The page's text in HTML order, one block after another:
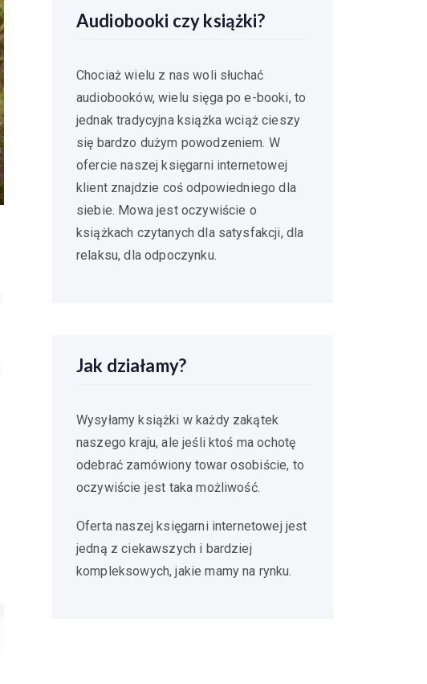
Audiobooki czy książki?
Chociaż wielu z nas woli słuchać
audiobooków, wielu sięga po e-booki, to
jednak tradycyjna książka wciąż cieszy
się bardzo dużym powodzeniem. W
ofercie naszej księgarni internetowej
klient znajdzie coś odpowiedniego dla
siebie. Mowa jest oczywiście o
książkach czytanych dla satysfakcji, dla
relaksu, dla odpoczynku.
Jak działamy?
Wysyłamy książki w każdy zakątek
naszego kraju, ale jeśli ktoś ma ochotę
odebrać zamówiony towar osobiście, to
oczywiście jest taka możliwość.
Oferta naszej księgarni internetowej jest
jedną z ciekawszych i bardziej
kompleksowych, jakie mamy na rynku.